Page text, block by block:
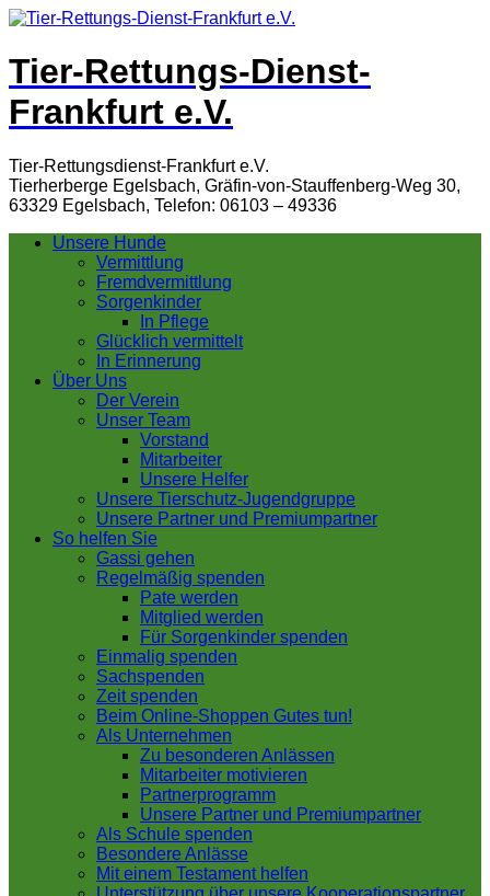
Tier-Rettungs-Dienst-
Frankfurt e.V.
Tier-Rettungsdienst-Frankfurt e.V.
Tierherberge Egelsbach, Gräfin-von-Stauffenberg-Weg 30,
63329 Egelsbach, Telefon: 06103 – 49336
Unsere Hunde
Vermittlung
Fremdvermittlung
Sorgenkinder
In Pflege
Glücklich vermittelt
In Erinnerung
Über Uns
Der Verein
Unser Team
Vorstand
Mitarbeiter
Unsere Helfer
Unsere Tierschutz-Jugendgruppe
Unsere Partner und Premiumpartner
So helfen Sie
Gassi gehen
Regelmäßig spenden
Pate werden
Mitglied werden
Für Sorgenkinder spenden
Einmalig spenden
Sachspenden
Zeit spenden
Beim Online-Shoppen Gutes tun!
Als Unternehmen
Zu besonderen Anlässen
Mitarbeiter motivieren
Partnerprogramm
Unsere Partner und Premiumpartner
Als Schule spenden
Besondere Anlässe
Mit einem Testament helfen